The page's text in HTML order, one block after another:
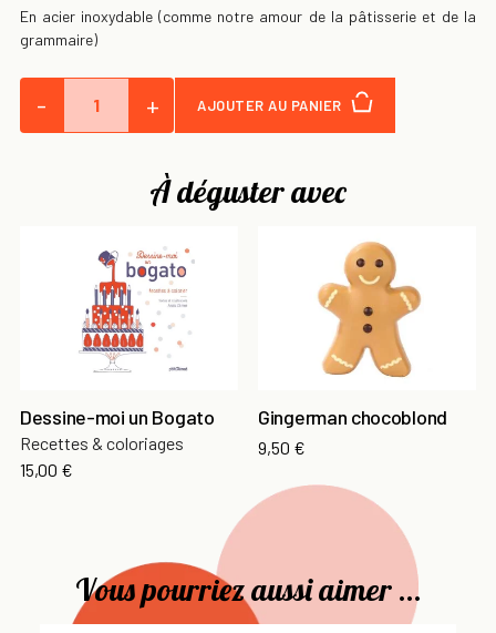
En acier inoxydable (comme notre amour de la pâtisserie et de la
grammaire)
- + AJOUTER AU PANIER
À déguster avec
Dessine-moi un Bogato
Recettes & coloriages
15,00 €
Gingerman chocoblond
9,50 €
Vous pourriez aussi aimer ...